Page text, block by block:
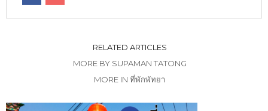
RELATED ARTICLES
MORE BY SUPAMAN TATONG
MORE IN ที่พักพัทยา